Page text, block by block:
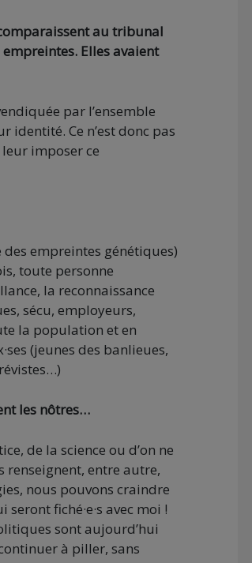
au tribunal
Elles avaient
par l’ensemble
identité. Ce n’est donc pas
imposer ce
empreintes génétiques)
toute personne
la reconnaissance
sécu, employeurs,
la population et en
(jeunes des banlieues,
les nôtres…
de la science ou d’on ne
renseignent, entre autre,
nous pouvons craindre
fiché·e·s avec moi !
sont aujourd’hui
à piller, sans